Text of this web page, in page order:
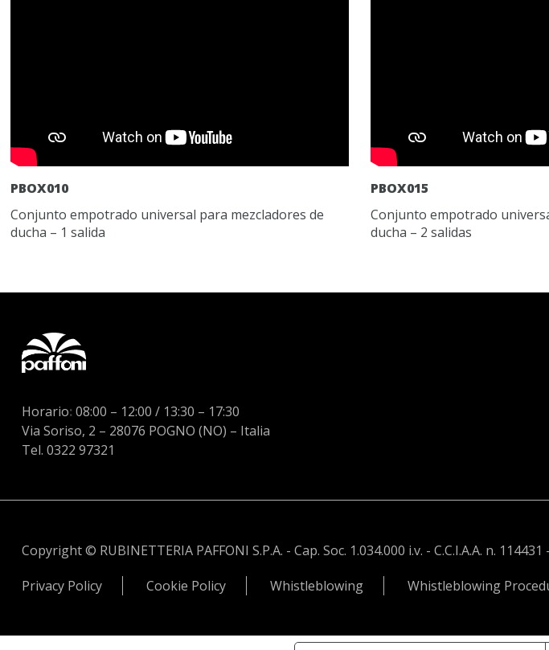
PBOX010
Conjunto empotrado universal para mezcladores de
ducha – 1 salida
PBOX015
Conjunto empotrado
ducha – 2 salidas
Horario:08:00 – 12:00 / 13:30 – 17:30
Via Soriso, 2 – 28076 POGNO (NO) – Italia
Tel. 0322 97321
Copyright © RUBINETTERIA PAFFONI S.P.A. - Cap. Soc. 1.034.000 i.v. - C.C.I.A.A. n.
Privacy Policy
Cookie Policy Whistleblowing Whistleblowing